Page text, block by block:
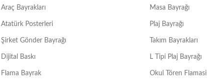
Araç Bayrakları
Atatürk Posterleri
Şirket Gönder Bayrağı
Dijital Baskı
Flama Bayrak
Masa Bayrağı
Plaj Bayrağı
Takım Bayrakları
L Tipi Plaj Bayrağı
Okul Tören Flamasi